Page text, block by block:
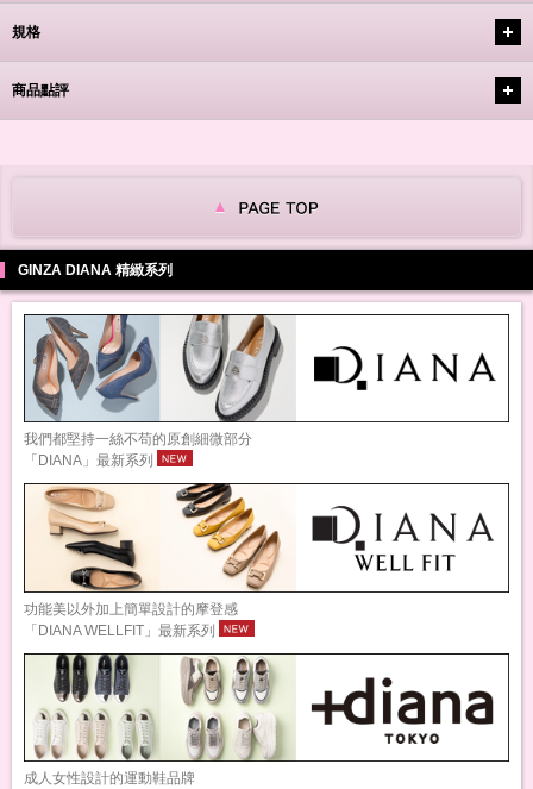
規格
商品點評
GINZA DIANA 精緻系列
我們都堅持一絲不苟的原創細微部分
「DIANA」最新系列
功能美以外加上簡單設計的摩登感
「DIANA WELLFIT」最新系列
成人女性設計的運動鞋品牌